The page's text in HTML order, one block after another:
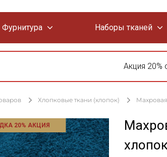
Фурнитура Наборы тканей
Акция 20%
Хлопковые ткани (хлопок)
20% АКЦИЯ